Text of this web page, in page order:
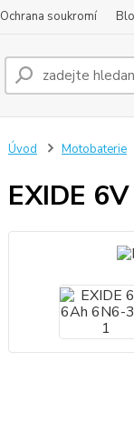
Ochrana soukromí
Úvod Motobaterie
EXIDE